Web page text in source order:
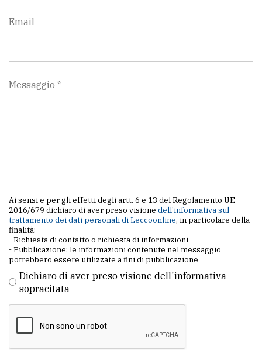
Cookie
Email
Messaggio *
Ai sensi e per gli effetti degli artt. 6 e 13 del Regolamento UE
2016/679 dichiaro di aver preso visione dell'informativa sul
trattamento dei dati personali di Leccoonline, in particolare della
finalità:
- Richiesta di contatto o richiesta di informazioni
- Pubblicazione: le informazioni contenute nel messaggio
potrebbero essere utilizzate a fini di pubblicazione
Dichiaro di aver preso visione dell'informativa
sopracitata